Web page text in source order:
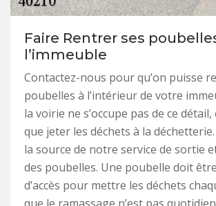
Faire Rentrer ses
l’immeuble
Contactez-nous pour qu’on puisse
poubelles à l’intérieur de votre
la voirie ne s’occupe pas de ce
que jeter les déchets à la
la source de notre service de sortie
des poubelles. Une poubelle doit
d’accès pour mettre les déchets